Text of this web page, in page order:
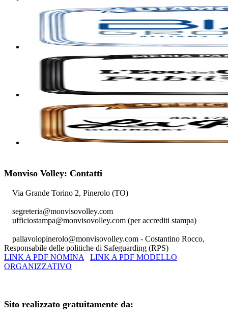
Monviso Volley: Contatti
Via Grande Torino 2, Pinerolo (TO)
segreteria@monvisovolley.com
ufficiostampa@monvisovolley.com (per accrediti stampa)
pallavolopinerolo@monvisovolley.com - Costantino Rocco,
Responsabile delle politiche di Safeguarding (RPS)
LINK A PDF NOMINA
LINK A PDF MODELLO
ORGANIZZATIVO
Sito realizzato gratuitamente da: